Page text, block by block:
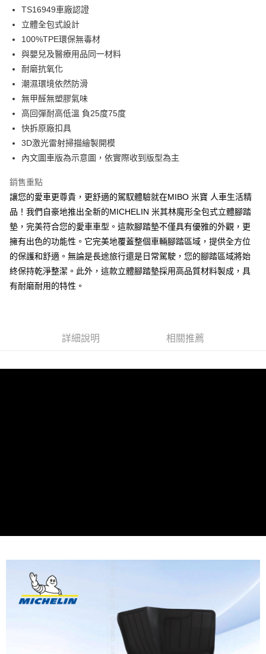
台灣樂天信用卡公司
ATM付款
運送方式
宅配
每筆NT$60，滿NT$699(含以上)免運費
離島宅配
每筆NT$200
TS16949車廠認證
立體全包式設計
100%TPE環保無毒材
與嬰兒及醫療用品同一材料
耐磨抗氧化
潮濕環境依然防滑
無甲醛無塑膠氣味
高回彈耐高低溫 負25度75度
快拆原廠扣具
3D激光雷射掃描繪製開模
內文圖車版為示意圖，依實際收到版型為主
銷售重點
讓您的愛車更尊貴，更舒適的駕馭體驗就在MIBO 米寶 人車生活精
品！我們自豪地推出全新的MICHELIN 米其林魔形全包式立體腳踏
墊，完美符合您的愛車車型。這款腳踏墊不僅具有優雅的外觀，更
擁有出色的功能性。它完美地覆蓋整個車輛腳踏區域，提供全方位
的保護和舒適。無論是長途旅行還是日常駕駛，您的腳踏區域將始
終保持乾淨整潔。此外，這款立體腳踏墊採用高品質材料製成，具
有耐磨耐用的特性。
詳細說明 相關推薦